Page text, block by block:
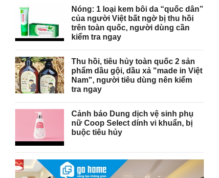
Nóng: 1 loại kem bôi da “quốc dân”
của người Việt bất ngờ bị thu hồi
trên toàn quốc, người dùng cần
kiểm tra ngay
Thu hồi, tiêu hủy toàn quốc 2 sản
phẩm dầu gội, dầu xả "made in Việt
Nam", người tiêu dùng nên kiểm
tra ngay
Cảnh báo Dung dịch vệ sinh phụ
nữ Coop Select dính vi khuẩn, bị
buộc tiêu hủy